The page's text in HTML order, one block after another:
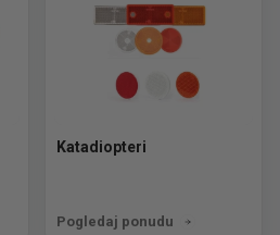
Katadiopteri
Pogledaj ponudu